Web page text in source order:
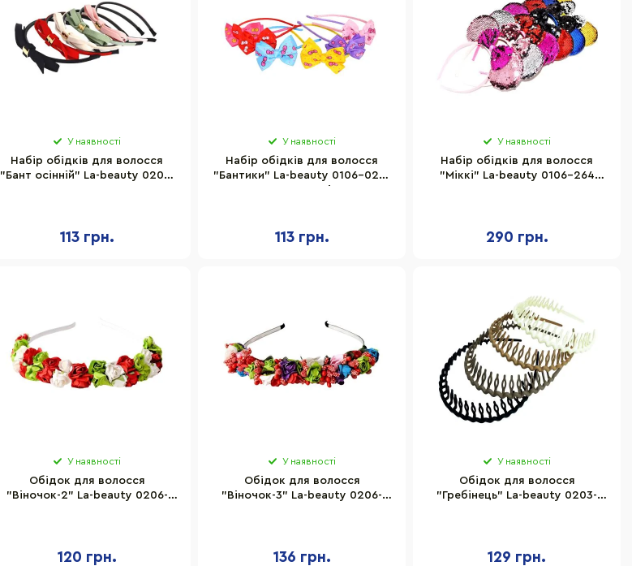
У наявності
Набір обідків для волосся
"Бант осінній" La-beauty 0203-
113 грн.
У наявності
Набір обідків для волосся
"Бантики" La-beauty 0106-024-
113 грн.
У наявності
Набір обідків для волосся
"Міккі" La-beauty 0106-264
290 грн.
У наявності
Обідок для волосся
"Віночок-2" La-beauty 0206-
120 грн.
У наявності
Обідок для волосся
"Віночок-3" La-beauty 0206-
136 грн.
У наявності
Обідок для волосся
"Гребінець" La-beauty 0203-
129 грн.